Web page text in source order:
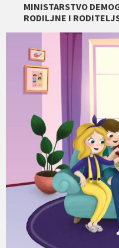
MINISTARSTVO
RODILJNE I